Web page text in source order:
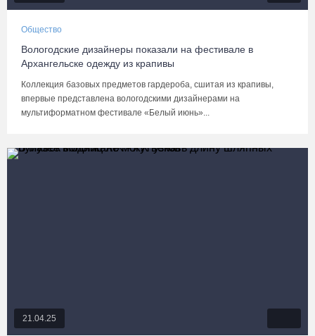
Общество
Вологодские дизайнеры показали на фестивале в
Архангельске одежду из крапивы
Коллекция базовых предметов гардероба, сшитая из крапивы,
впервые представлена вологодскими дизайнерами на
мультиформатном фестивале «Белый июнь»...
21.04.25